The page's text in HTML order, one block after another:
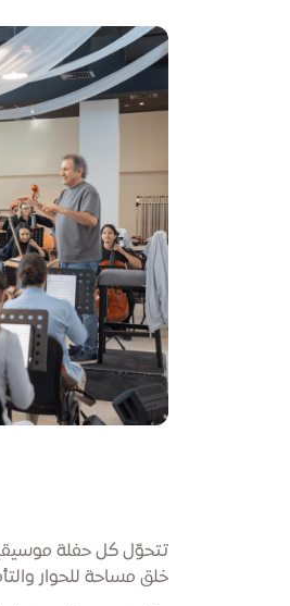
تتحوّل كل حفلة
خلق مساحة للحوار